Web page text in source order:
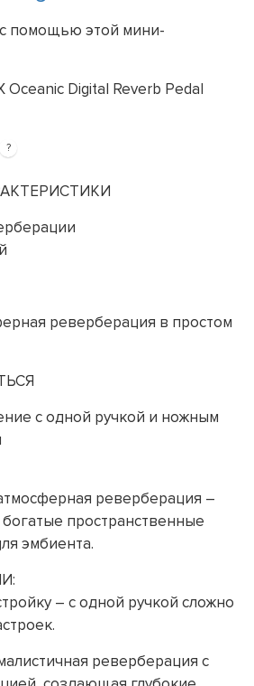
помощью этой мини-
?
реверберация в простом
с одной ручкой и ножным
реверберация –
пространственные
эмбиента.
– с одной ручкой сложно
реверберация с